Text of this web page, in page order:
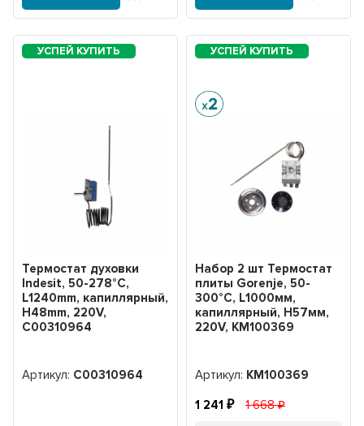
Термостат духовки
Indesit, 50-278°C,
L1240mm, капиллярный,
H48mm, 220V,
C00310964
Артикул: C00310964
Набор 2 шт Термостат
плиты Gorenje, 50-
300°C, L1000мм,
капиллярный, H57мм,
220V, KM100369
Артикул: KM100369
1 241 1 668